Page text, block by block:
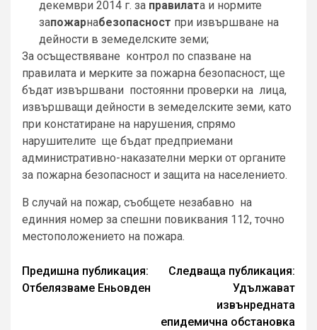
декември 2014 г. за правилата и нормите
запожарнабезопасност при извършване на
дейности в земеделските земи;
За осъществяване контрол по спазване на
правилата и мерките за пожарна безопасност, ще
бъдат извършвани постоянни проверки на лица,
извършващи дейности в земеделските земи, като
при констатиране на нарушения, спрямо
нарушителите ще бъдат предприемани
административно-наказателни мерки от органите
за пожарна безопасност и защита на населението.
В случай на пожар, съобщете незабавно на
единния номер за спешни повиквания 112, точно
местоположението на пожара.
Continue
Reading
Предишна публикация:
Отбелязваме Еньовден
Следваща публикация:
Удължават
извънредната
епидемична обстановка